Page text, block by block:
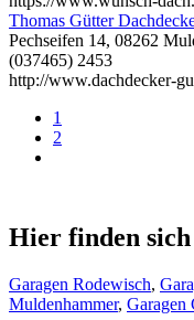
Thomas Gütter
Pechseifen 14, 08262
(037465) 2453
http://www.dachdecker-
1
2
Hier finden sich
Garagen Rodewisch,
Muldenhammer, Garagen